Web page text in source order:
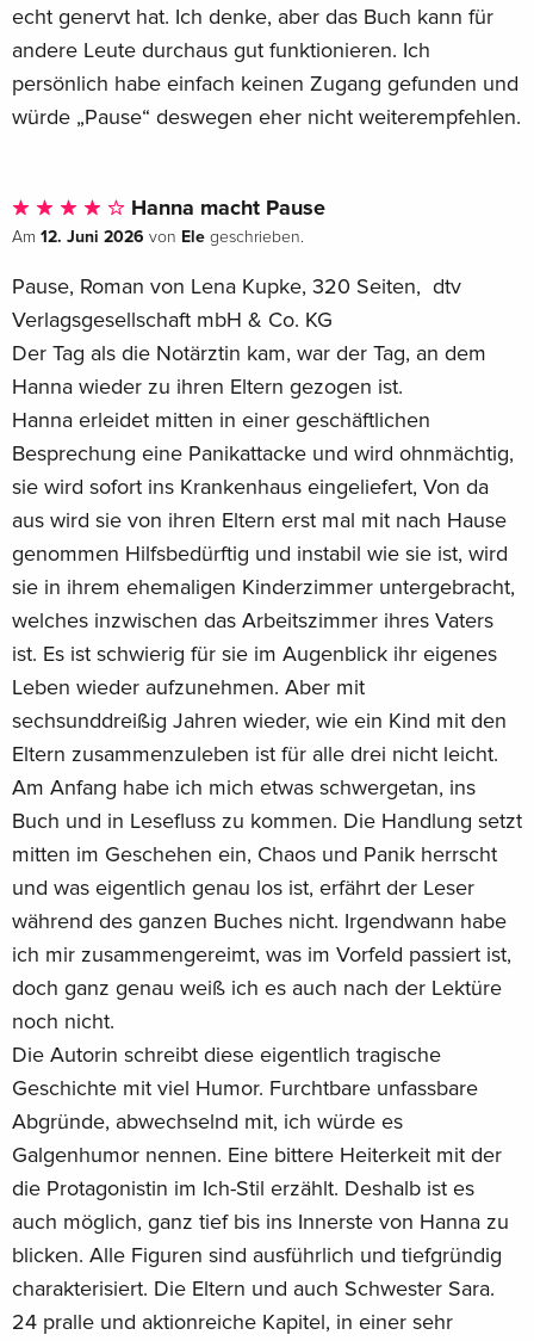
echt genervt hat. Ich denke, aber das Buch kann für
andere Leute durchaus gut funktionieren. Ich
persönlich habe einfach keinen Zugang gefunden und
würde „Pause“ deswegen eher nicht weiterempfehlen.
Hanna macht Pause
Am 12. Juni 2026 von Ele geschrieben.
Pause, Roman von Lena Kupke, 320 Seiten, ‎ dtv
Verlagsgesellschaft mbH & Co. KG
Der Tag als die Notärztin kam, war der Tag, an dem
Hanna wieder zu ihren Eltern gezogen ist.
Hanna erleidet mitten in einer geschäftlichen
Besprechung eine Panikattacke und wird ohnmächtig,
sie wird sofort ins Krankenhaus eingeliefert, Von da
aus wird sie von ihren Eltern erst mal mit nach Hause
genommen Hilfsbedürftig und instabil wie sie ist, wird
sie in ihrem ehemaligen Kinderzimmer untergebracht,
welches inzwischen das Arbeitszimmer ihres Vaters
ist. Es ist schwierig für sie im Augenblick ihr eigenes
Leben wieder aufzunehmen. Aber mit
sechsunddreißig Jahren wieder, wie ein Kind mit den
Eltern zusammenzuleben ist für alle drei nicht leicht.
Am Anfang habe ich mich etwas schwergetan, ins
Buch und in Lesefluss zu kommen. Die Handlung setzt
mitten im Geschehen ein, Chaos und Panik herrscht
und was eigentlich genau los ist, erfährt der Leser
während des ganzen Buches nicht. Irgendwann habe
ich mir zusammengereimt, was im Vorfeld passiert ist,
doch ganz genau weiß ich es auch nach der Lektüre
noch nicht.
Die Autorin schreibt diese eigentlich tragische
Geschichte mit viel Humor. Furchtbare unfassbare
Abgründe, abwechselnd mit, ich würde es
Galgenhumor nennen. Eine bittere Heiterkeit mit der
die Protagonistin im Ich-Stil erzählt. Deshalb ist es
auch möglich, ganz tief bis ins Innerste von Hanna zu
blicken. Alle Figuren sind ausführlich und tiefgründig
charakterisiert. Die Eltern und auch Schwester Sara.
24 pralle und aktionreiche Kapitel, in einer sehr